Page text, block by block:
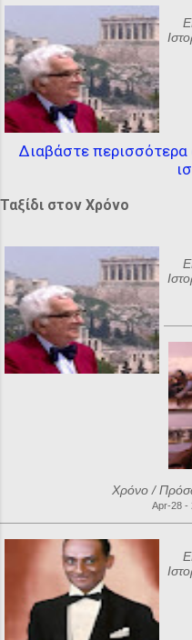
Διαβάστε περισσότερα
Ταξίδι στον Χρόνο
Χρόνο /
Apr-28 -